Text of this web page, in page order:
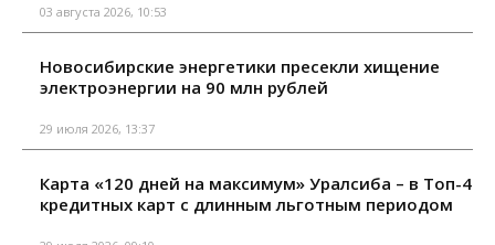
03 августа 2026, 10:53
Новосибирские энергетики пресекли хищение
электроэнергии на 90 млн рублей
29 июля 2026, 13:37
Карта «120 дней на максимум» Уралсиба – в Топ-4
кредитных карт с длинным льготным периодом